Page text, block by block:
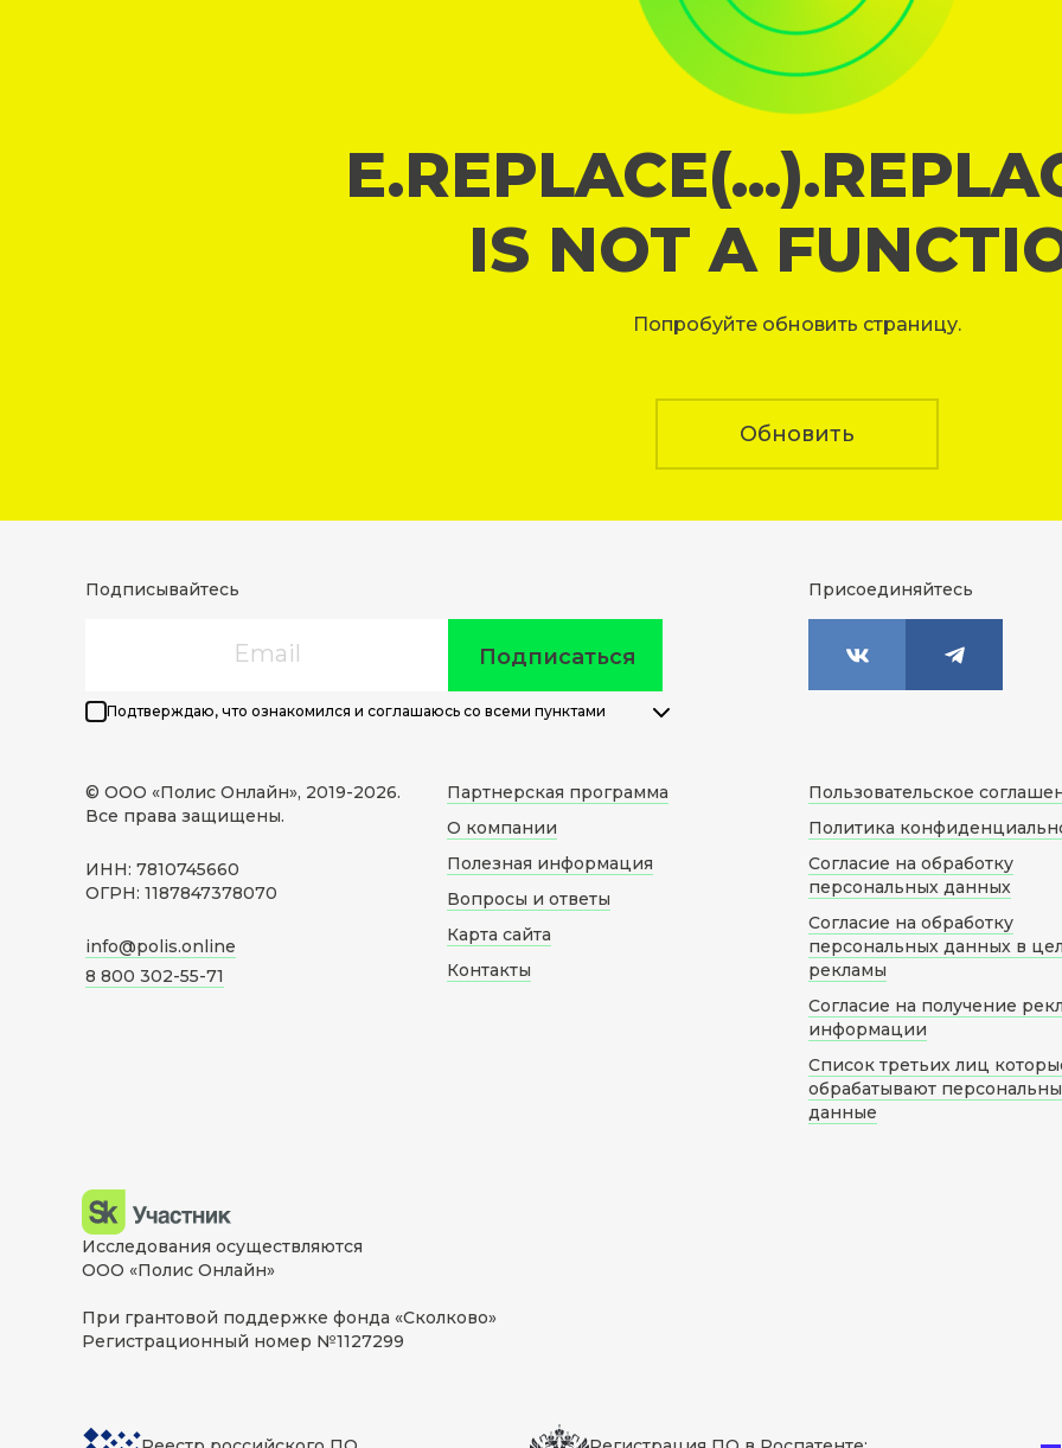
IS NOT A
Попробуйте обновить страницу.
Обновить
Подписывайтесь
Подписаться
Подтверждаю, что ознакомился и соглашаюсь со всеми пунктами
Присоединяйтесь
© ООО «Полис Онлайн», 2019-2026.
Все права защищены.
ИНН: 7810745660
ОГРН: 1187847378070
info@polis.online
8 800 302-55-71
Партнерская программа
О компании
Полезная информация
Вопросы и ответы
Карта сайта
Контакты
Пользовательское
Политика
Согласие на обработку
персональных данных
Согласие на обработку
персональных данных в
рекламы
Согласие на получение
информации
Список третьих лиц
обрабатывают
данные
Исследования осуществляются
ООО «Полис Онлайн»
При грантовой поддержке фонда «Сколково»
Регистрационный номер №1127299